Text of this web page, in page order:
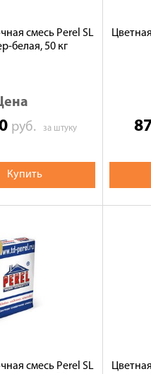
смесь Perel SL
белая, 50 кг
руб.за штуку
Купить
смесь Perel SL